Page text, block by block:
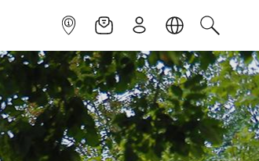
INFOPOINTNEWSLETTER
ISCRIVITILINGUACERCA